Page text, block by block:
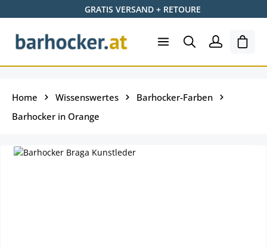
Zum Hauptinhalt springenGRATIS VERSAND + RETOURE
Home Wissenswertes
Barhocker-Farben
Barhocker in Orange